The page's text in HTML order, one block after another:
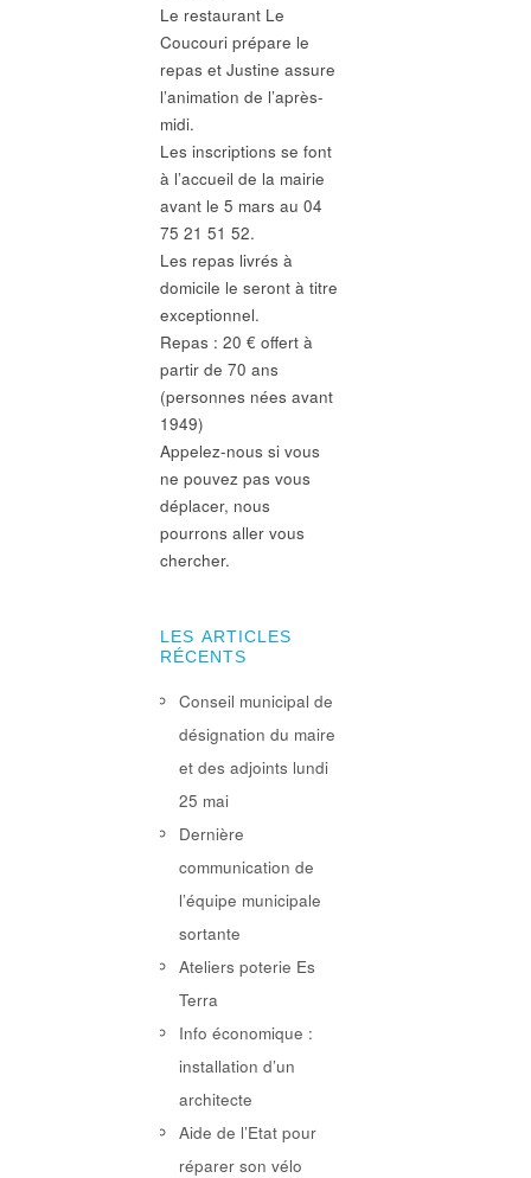
Le restaurant Le
Coucouri prépare le
repas et Justine assure
l’animation de l’après-
midi.
Les inscriptions se font
à l’accueil de la mairie
avant le 5 mars au 04
75 21 51 52.
Les repas livrés à
domicile le seront à titre
exceptionnel.
Repas : 20 € offert à
partir de 70 ans
(personnes nées avant
1949)
Appelez-nous si vous
ne pouvez pas vous
déplacer, nous
pourrons aller vous
chercher.
LES ARTICLES
RÉCENTS
Conseil municipal de
désignation du maire
et des adjoints lundi
25 mai
Dernière
communication de
l’équipe municipale
sortante
Ateliers poterie Es
Terra
Info économique :
installation d’un
architecte
Aide de l’Etat pour
réparer son vélo